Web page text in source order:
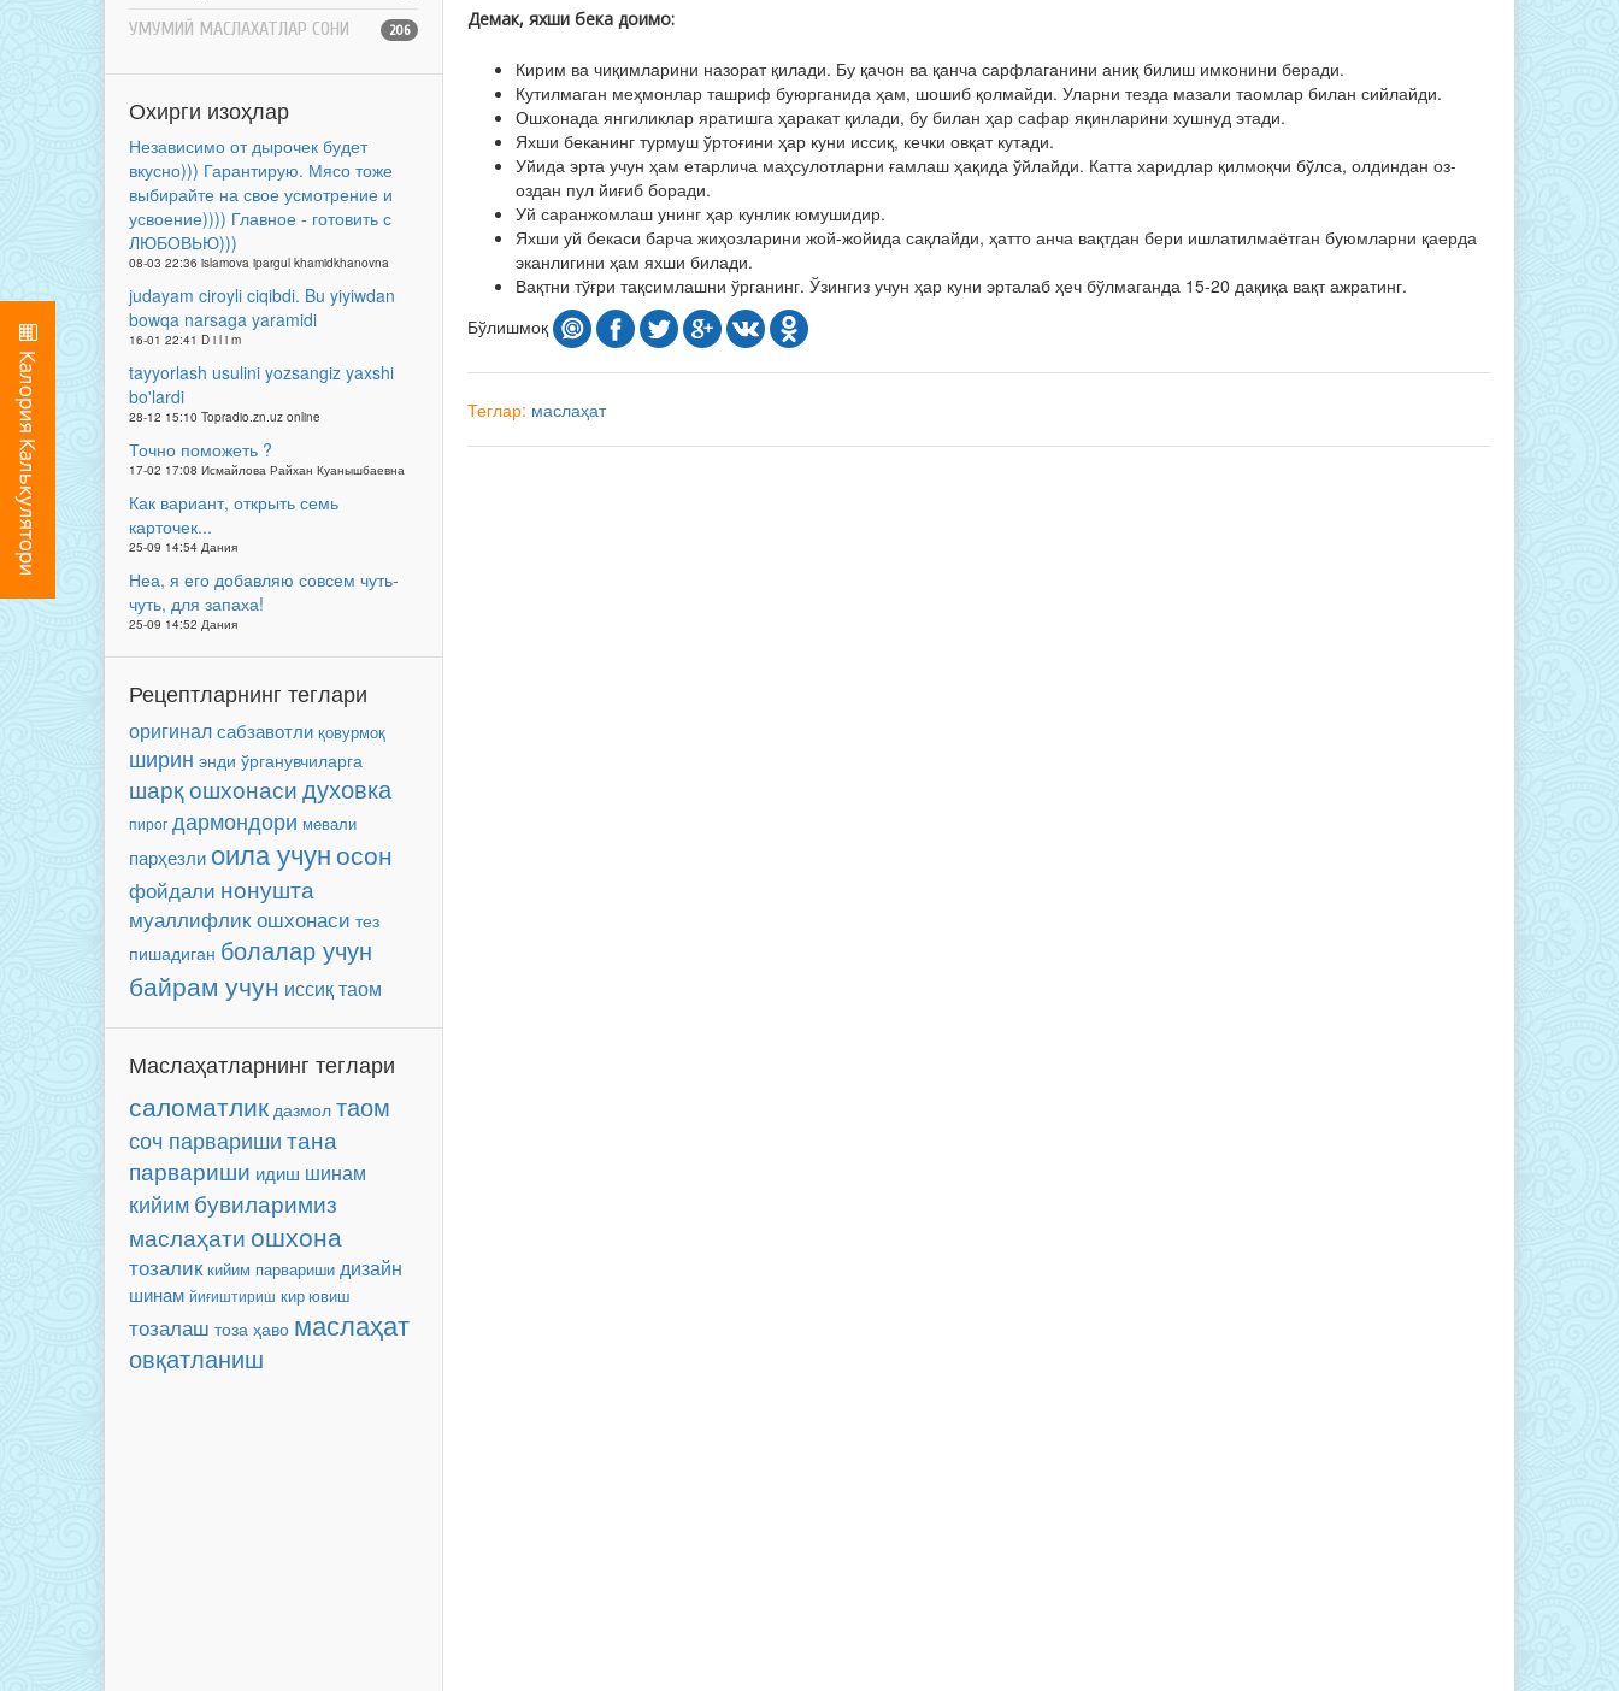
УМУМИЙ МАСЛАХАТЛАР СОНИ 206
Охирги изоҳлар
Независимо от дырочек будет
вкусно))) Гарантирую. Мясо тоже
выбирайте на свое усмотрение и
усвоение)))) Главное - готовить с
ЛЮБОВЬЮ)))
08-03 22:36 islamova ipargul khamidkhanovna
judayam ciroyli ciqibdi. Bu yiyiwdan
bowqa narsaga yaramidi
16-01 22:41 D i l i m
tayyorlash usulini yozsangiz yaxshi
bo'lardi
28-12 15:10 Topradio.zn.uz online
Точно поможеть ?
17-02 17:08 Исмайлова Райхан Куанышбаевна
Как вариант, открыть семь
карточек...
25-09 14:54 Дания
Неа, я его добавляю совсем чуть-
чуть, для запаха!
25-09 14:52 Дания
Рецептларнинг теглари
оригиналсабзавотли қовурмоқ
ширин энди ўрганувчиларга
шарқ ошхонасидуховка
пирог дармондори мевали
парҳезли оила учун осон
фойдали нонушта
муаллифлик ошхонаси тез
пишадиган болалар учун
байрам учун иссиқ таом
Маслаҳатларнинг теглари
саломатлик дазмол таом
соч парваришитана
парвариши идиш шинам
кийим бувиларимиз
маслаҳати ошхона
тозалик кийим парвариши дизайн
шинам йиғиштириш кир ювиш
тозалаш тоза ҳаво маслаҳат
овқатланиш
Демак, яхши бека доимо:
Кирим ва чиқимларини назорат қилади. Бу қачон ва қанча сарфлаганини аниқ билиш имконини беради.
Кутилмаган меҳмонлар ташриф буюрганида ҳам, шошиб қолмайди. Уларни тезда мазали ­таомлар билан сийлайди.
Ошхонада янгиликлар яратишга ҳаракат қилади, бу билан ҳар сафар яқинларини хушнуд этади.
Яхши беканинг турмуш ўртоғини ҳар куни иссиқ, кечки овқат кутади.
Уйида эрта учун ҳам етарлича маҳсулотларни ғамлаш ҳақида ўйлайди. Катта харидлар қилмоқчи бўлса, олдиндан оз-
оздан пул йиғиб боради.
Уй саранжомлаш унинг ҳар кунлик юмушидир.
Яхши уй бекаси барча жиҳозларини жой-жо­йида сақлайди, ҳатто ан­ча вақтдан бери ишлатилмаётган буюмларни қа­ерда
эканлигини ҳам яхши билади.
Вақтни тўғри тақсимлашни ўрганинг. Ўзингиз учун ҳар куни эрталаб ҳеч бўлмаганда 15-20 дақиқа вақт ажратинг.
Бўлишмоқ
Теглар: маслаҳат